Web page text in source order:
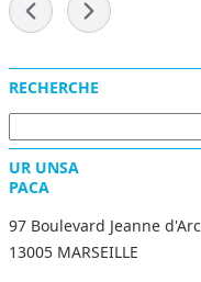
Menu
RECHERCHE
UR UNSA
PACA
97 Boulevard Jeanne d'Arc
13005 MARSEILLE